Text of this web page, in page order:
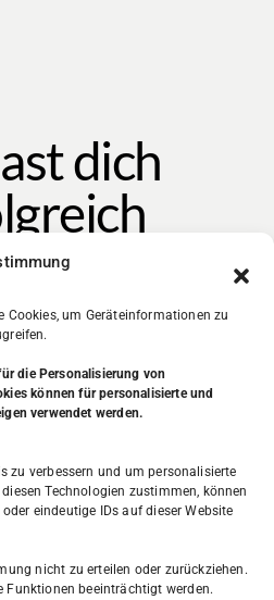
dich
Schritte, um den Prozess
zu deinem E-Mail
yourinboxof the email
you just used to sign up
die E-Mail Bestätigung
Cookies, um Geräteinformationen zu
die Personalisierung von
können für personalisierte und
verwendet werden.
zu verbessern und um personalisierte
Technologien zustimmen, können
eindeutige IDs auf dieser Website
nicht zu erteilen oder zurückziehen.
beeinträchtigt werden.